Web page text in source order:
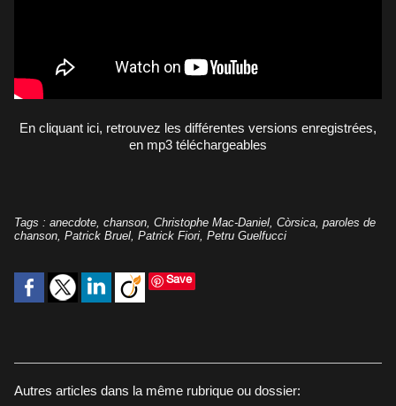
En cliquant ici, retrouvez les différentes versions enregistrées,
en mp3 téléchargeables
Tags : anecdote, chanson, Christophe Mac-Daniel, Còrsica, paroles de
chanson, Patrick Bruel, Patrick Fiori, Petru Guelfucci
Save
Autres articles dans la même rubrique ou dossier: